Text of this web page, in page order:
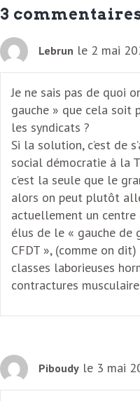
l
3
Lebrun le 2 mai
Je ne sais pas de quoi
gauche » que cela soit
les syndicats ?
Si la solution, c’est de
social démocratie à la
c’est la seule que le
alors on peut plutôt
actuellement un
élus de le « gauche de
CFDT », (comme on
classes laborieuses
contractures
Piboudy le 3 mai